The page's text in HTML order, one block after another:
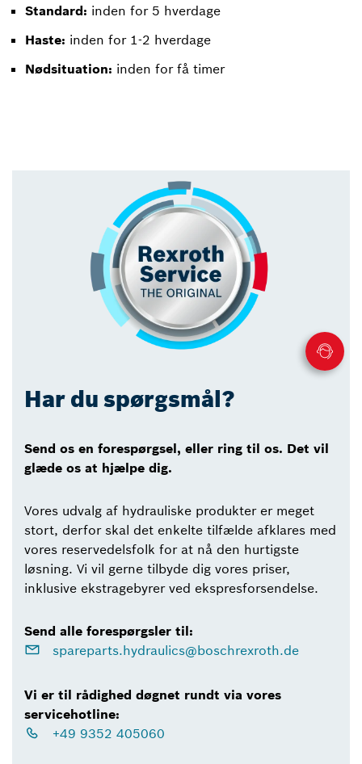
Standard: inden for 5 hverdage
Haste: inden for 1-2 hverdage
Nødsituation: inden for få timer
Har du spørgsmål?
Send os en forespørgsel, eller ring til os. Det vil
glæde os at hjælpe dig.
Vores udvalg af hydrauliske produkter er meget
stort, derfor skal det enkelte tilfælde afklares med
vores reservedelsfolk for at nå den hurtigste
løsning. Vi vil gerne tilbyde dig vores priser,
inklusive ekstragebyrer ved ekspresforsendelse.
Send alle forespørgsler til:
spareparts.hydraulics@boschrexroth.de
Vi er til rådighed døgnet rundt via vores
servicehotline:
+49 9352 405060